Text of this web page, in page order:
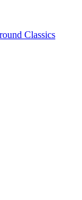
Classics